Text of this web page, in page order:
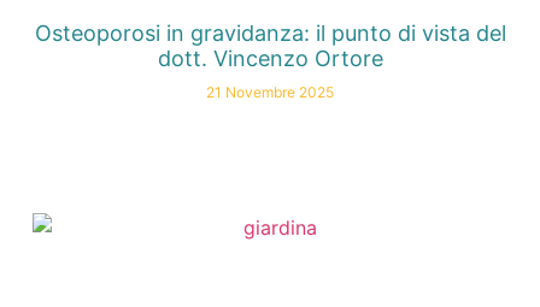
Osteoporosi in gravidanza: il punto di vista del
dott. Vincenzo Ortore
21 Novembre 2025